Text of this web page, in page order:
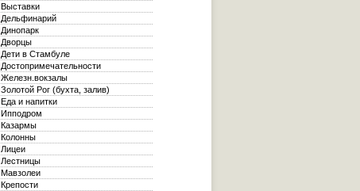
Выставки
Дельфинарий
Динопарк
Дворцы
Дети в Стамбуле
Достопримечательности
Железн.вокзалы
Золотой Рог (бухта, залив)
Еда и напитки
Ипподром
Казармы
Колонны
Лицеи
Лестницы
Мавзолеи
Крепости